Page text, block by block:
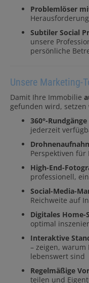
Problemlöser
Subtiler Social
unsere
persönliche
Unsere Marketing-
Damit Ihre Immobilie
gefunden wird, setzen
360°-
jederzeit
Perspektiven für
High-End-
professionell,
Social-Media-
Reichweite auf
Digitales
optimal
Interaktive
– zeigen,
lebenswert sind
Regelmäßige
teilen und